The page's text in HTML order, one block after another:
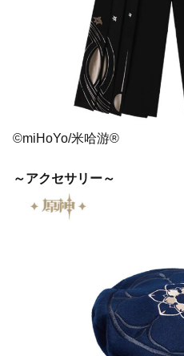
©miHoYo/米哈游®
～アクセサリー～